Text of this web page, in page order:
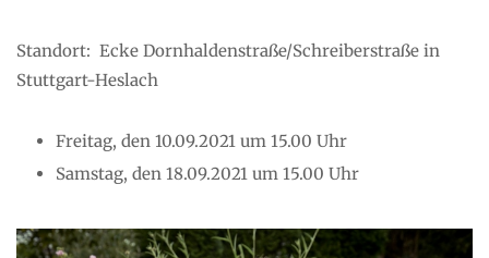
Standort: Ecke Dornhaldenstraße/Schreiberstraße in
Stuttgart-Heslach
Freitag, den 10.09.2021 um 15.00 Uhr
Samstag, den 18.09.2021 um 15.00 Uhr